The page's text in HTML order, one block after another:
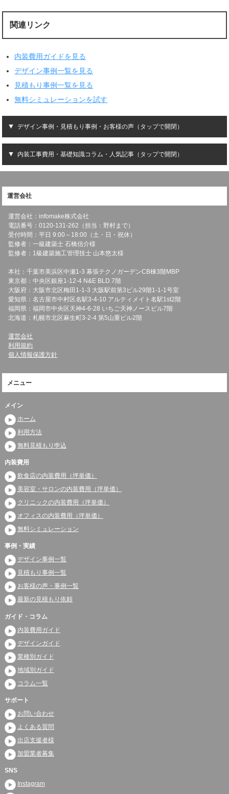
関連リンク
内装費用ガイドを見る
デザイン事例一覧を見る
見積もり事例一覧を見る
無料シミュレーションを試す
デザイン事例・見積もり事例・お客様の声（タップで開閉）
内装工事費用・基礎知識コラム・人気記事（タップで開閉）
運営会社
運営会社：infomake株式会社
電話番号：0120-131-262（担当：野村まで）
受付時間：平日 9:00～18:00（土・日・祝休）
監修者：一級建築士 石橋信介様
監修者：1級建築施工管理技士 山本悠太様
本社：千葉市美浜区中瀬1-3 幕張テクノガーデンCB棟3階MBP
東京都：中央区銀座1-12-4 N&E BLD.7階
大阪府：大阪市北区梅田1-1-3 大阪駅前第3ビル29階1-1-1号室
愛知県：名古屋市中村区名駅3-4-10 アルティメイト名駅1st2階
福岡県：福岡市中央区天神4-6-28 いちご天神ノースビル7階
北海道：札幌市北区麻生町3-2-4 第5山重ビル2階
運営会社
利用規約
個人情報保護方針
メニュー
メイン
ホーム
利用方法
無料見積もり申込
内装費用
飲食店の内装費用（坪単価）
美容室・サロンの内装費用（坪単価）
クリニックの内装費用（坪単価）
オフィスの内装費用（坪単価）
無料シミュレーション
事例・実績
デザイン事例一覧
見積もり事例一覧
お客様の声・事例一覧
最新の見積もり依頼
ガイド・コラム
内装費用ガイド
デザインガイド
業種別ガイド
地域別ガイド
コラム一覧
サポート
お問い合わせ
よくある質問
出店支援者様
加盟業者募集
SNS
Instagram